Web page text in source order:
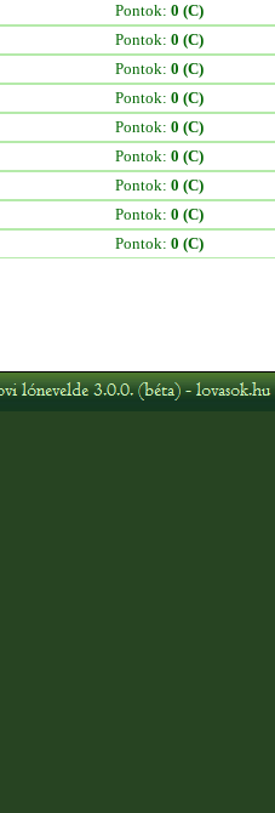
Pontok: 0 (C)
Pontok: 0 (C)
Pontok: 0 (C)
Pontok: 0 (C)
Pontok: 0 (C)
Pontok: 0 (C)
Pontok: 0 (C)
Pontok: 0 (C)
Pontok: 0 (C)